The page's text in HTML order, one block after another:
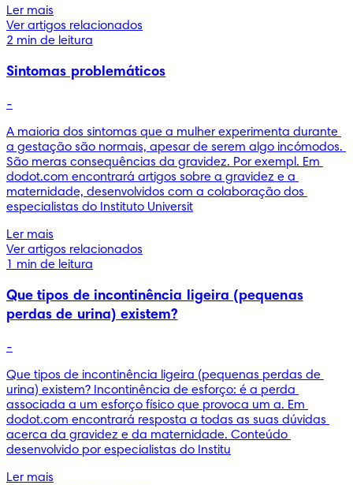
Ler mais
Ver artigos relacionados
2 min de leitura
Sintomas problemáticos
-
A maioria dos sintomas que a mulher experimenta durante
a gestação são normais, apesar de serem algo incómodos.
São meras consequências da gravidez. Por exempl. Em
dodot.com encontrará artigos sobre a gravidez e a
maternidade, desenvolvidos com a colaboração dos
especialistas do Instituto Universit
Ler mais
Ver artigos relacionados
1 min de leitura
Que tipos de incontinência ligeira (pequenas
perdas de urina) existem?
-
Que tipos de incontinência ligeira (pequenas perdas de
urina) existem? Incontinência de esforço: é a perda
associada a um esforço físico que provoca um a. Em
dodot.com encontrará resposta a todas as suas dúvidas
acerca da gravidez e da maternidade. Conteúdo
desenvolvido por especialistas do Institu
Ler mais